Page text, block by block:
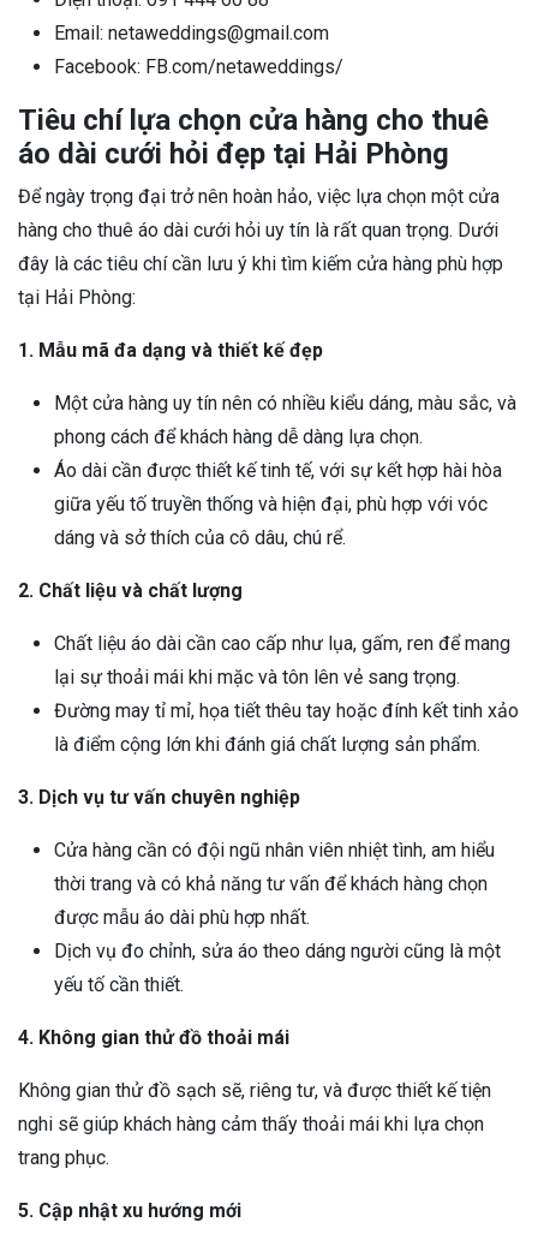
Email: netaweddings@gmail.com
Facebook: FB.com/netaweddings/
Tiêu chí lựa chọn cửa hàng cho thuê
áo dài cưới hỏi đẹp tại Hải Phòng
Để ngày trọng đại trở nên hoàn hảo, việc lựa chọn một cửa
hàng cho thuê áo dài cưới hỏi uy tín là rất quan trọng. Dưới
đây là các tiêu chí cần lưu ý khi tìm kiếm cửa hàng phù hợp
tại Hải Phòng:
1. Mẫu mã đa dạng và thiết kế đẹp
Một cửa hàng uy tín nên có nhiều kiểu dáng, màu sắc, và
phong cách để khách hàng dễ dàng lựa chọn.
Áo dài cần được thiết kế tinh tế, với sự kết hợp hài hòa
giữa yếu tố truyền thống và hiện đại, phù hợp với vóc
dáng và sở thích của cô dâu, chú rể.
2. Chất liệu và chất lượng
Chất liệu áo dài cần cao cấp như lụa, gấm, ren để mang
lại sự thoải mái khi mặc và tôn lên vẻ sang trọng.
Đường may tỉ mỉ, họa tiết thêu tay hoặc đính kết tinh xảo
là điểm cộng lớn khi đánh giá chất lượng sản phẩm.
3. Dịch vụ tư vấn chuyên nghiệp
Cửa hàng cần có đội ngũ nhân viên nhiệt tình, am hiểu
thời trang và có khả năng tư vấn để khách hàng chọn
được mẫu áo dài phù hợp nhất.
Dịch vụ đo chỉnh, sửa áo theo dáng người cũng là một
yếu tố cần thiết.
4. Không gian thử đồ thoải mái
Không gian thử đồ sạch sẽ, riêng tư, và được thiết kế tiện
nghi sẽ giúp khách hàng cảm thấy thoải mái khi lựa chọn
trang phục.
5. Cập nhật xu hướng mới